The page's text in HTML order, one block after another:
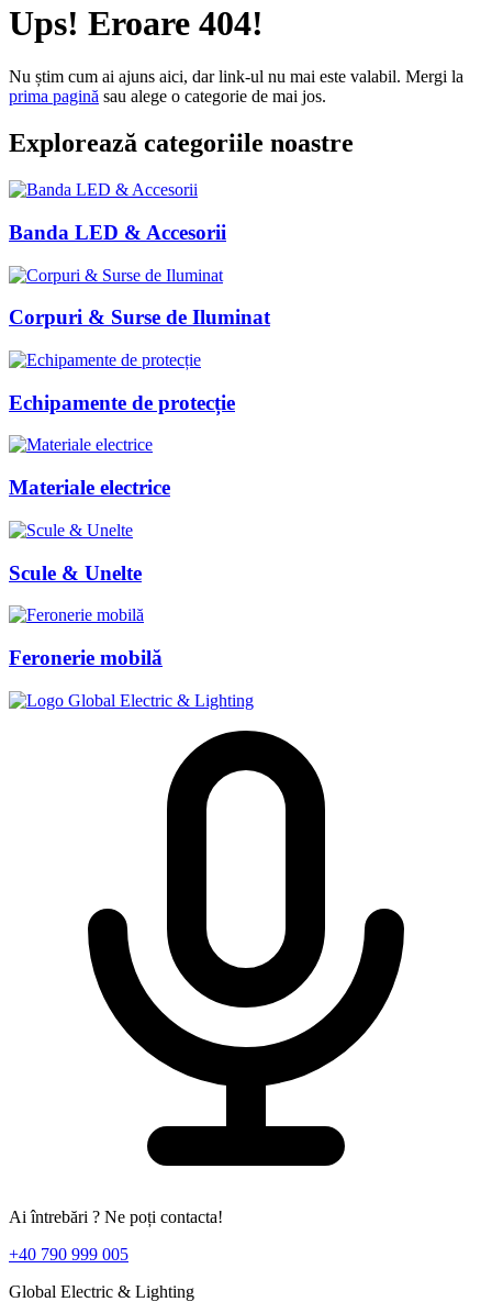
Ups! Eroare 404!
Nu știm cum ai ajuns aici, dar link-ul nu mai este valabil. Mergi la
prima pagină sau alege o categorie de mai jos.
Explorează categoriile noastre
Banda LED & Accesorii
Corpuri & Surse de Iluminat
Echipamente de protecție
Materiale electrice
Scule & Unelte
Feronerie mobilă
Ai întrebări ? Ne poți contacta!
+40 790 999 005
Global Electric & Lighting